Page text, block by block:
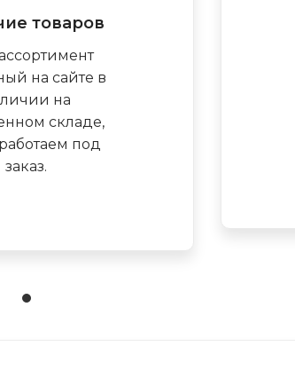
товаров
на сайте в
на
складе,
под
заказ.